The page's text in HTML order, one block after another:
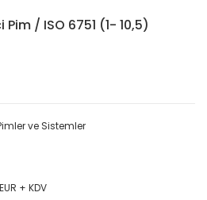
Pim / ISO 6751 (1- 10,5)
ve Sistemler
+ KDV